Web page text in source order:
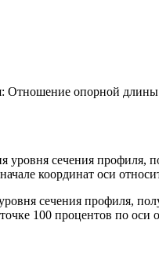
Отношение опорной
сечения профиля,
координат оси
сечения профиля,
100 процентов по оси